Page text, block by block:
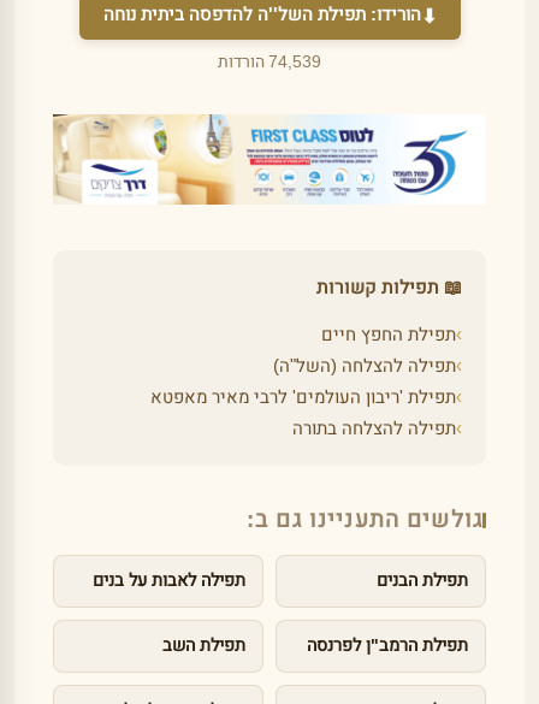
⬇הורידו:תפילת השל''ה להדפסה ביתית נוחה
74,539 הורדות
📖 תפילות קשורות
›תפילת החפץ חיים
›תפילה להצלחה (השל"ה)
›תפילת 'ריבון העולמים' לרבי מאיר מאפטא
›תפילה להצלחה בתורה
גולשים התעניינו גם ב:
תפילת הבנים תפילה לאבות על בנים
תפילת הרמב"ן לפרנסה תפילת השב